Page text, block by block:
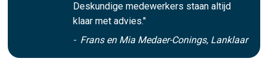
Deskundige medewerkers staan altijd
klaar met advies."
- Frans en Mia Medaer-Conings, Lanklaar